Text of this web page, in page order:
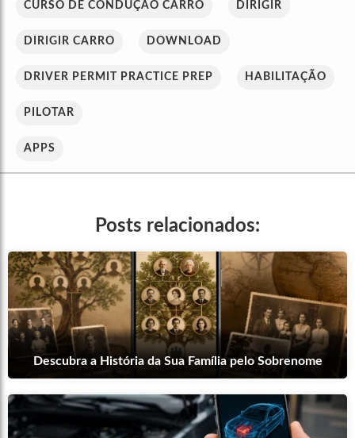
CURSO DE CONDUÇÃO CARRO DIRIGIR
DIRIGIR CARRO DOWNLOAD
DRIVER PERMIT PRACTICE PREP HABILITAÇÃO
PILOTAR
APPS
Posts relacionados:
Descubra a História da Sua Família pelo Sobrenome